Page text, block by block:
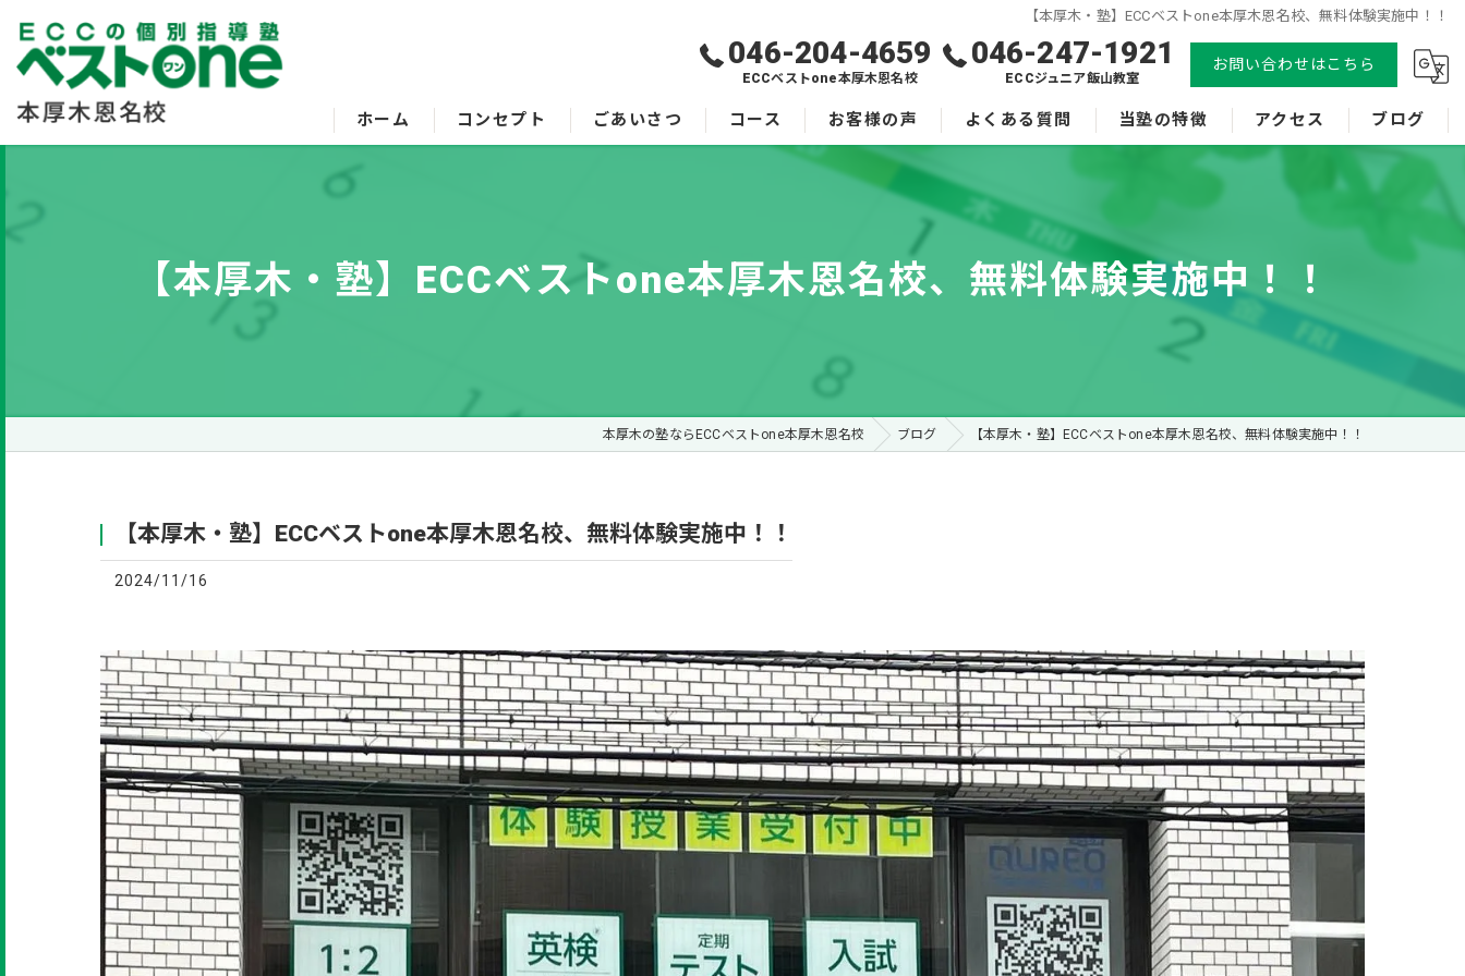
【本厚木・塾】ECCベストone本厚木恩名校、無料体験実施中！！
046-204-4659
ECCベストone本厚木恩名校
046-247-1921
ECCジュニア飯山教室
お問い合わせはこちら
ホーム コンセプト ごあいさつ コース お客様の声 よくある質問 当塾の特徴
中学生
体験
アクセス
ECCベストone本厚木恩名校
漫画特集
ブログ
【本厚木・塾】ECCベストone本厚木恩名校、無料体験実施中！！
本厚木の塾ならECCベストone本厚木恩名校 ブログ 【本厚木・塾】ECCベストone本厚木恩名校、無料体験実施中！！
【本厚木・塾】ECCベストone本厚木恩名校、無料体験実施中！！
2024/11/16